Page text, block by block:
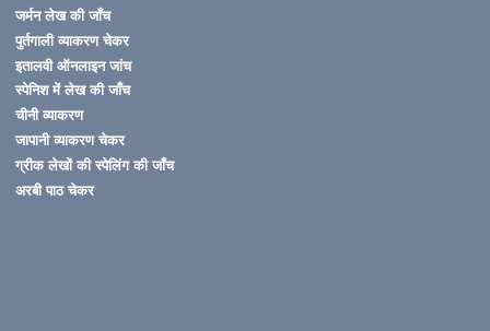
जर्मन लेख की जाँच
पुर्तगाली व्याकरण चेकर
इतालवी ऑनलाइन जांच
स्पेनिश में लेख की जाँच
चीनी व्याकरण
जापानी व्याकरण चेकर
ग्रीक लेखों की स्पेलिंग की जाँच
अरबी पाठ चेकर